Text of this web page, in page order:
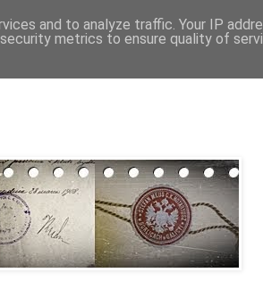
and to analyze traffic. Your IP
metrics to ensure quality of